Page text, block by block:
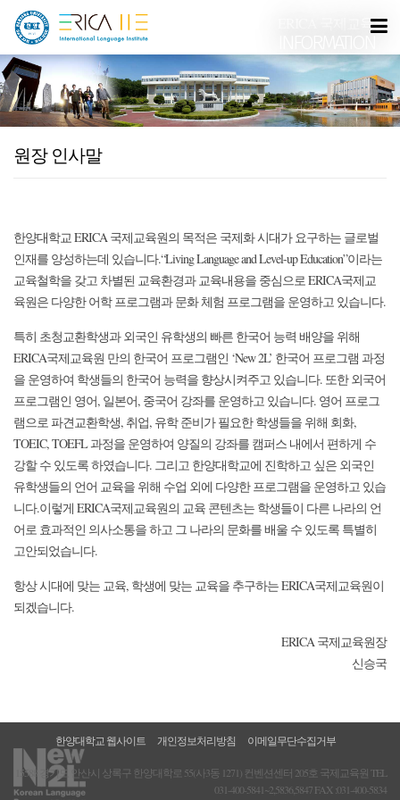
ERICA 국제교육원
원장 인사말
한양대학교 ERICA 국제교육원의 목적은 국제화 시대가 요구하는 글로벌
인재를 양성하는데 있습니다.“Living Language and Level-up Education”이라는
교육철학을 갖고 차별된 교육환경과 교육내용을 중심으로 ERICA국제교
육원은 다양한 어학 프로그램과 문화 체험 프로그램을 운영하고 있습니다.
특히 초청교환학생과 외국인 유학생의 빠른 한국어 능력 배양을 위해
ERICA국제교육원 만의 한국어 프로그램인 ‘New 2L’ 한국어 프로그램 과정
을 운영하여 학생들의 한국어 능력을 향상시켜주고 있습니다. 또한 외국어
프로그램인 영어, 일본어, 중국어 강좌를 운영하고 있습니다. 영어 프로그
램으로 파견교환학생, 취업, 유학 준비가 필요한 학생들을 위해 회화,
TOEIC, TOEFL 과정을 운영하여 양질의 강좌를 캠퍼스 내에서 편하게 수
강할 수 있도록 하였습니다. 그리고 한양대학교에 진학하고 싶은 외국인
유학생들의 언어 교육을 위해 수업 외에 다양한 프로그램을 운영하고 있습
니다.이렇게 ERICA국제교육원의 교육 콘텐츠는 학생들이 다른 나라의 언
어로 효과적인 의사소통을 하고 그 나라의 문화를 배울 수 있도록 특별히
고안되었습니다.
항상 시대에 맞는 교육, 학생에 맞는 교육을 추구하는 ERICA국제교육원이
되겠습니다.
ERICA 국제교육원장
신승국
한양대학교 웹사이트 개인정보처리방침 이메일무단수집거부
15588 경기도 안산시 상록구 한양대학로 55(사3동 1271) 컨벤션센터 205호 국제교육원 TEL
031-400-5841~2,5836,5847 FAX :031-400-5834